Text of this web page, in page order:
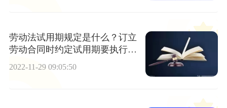
劳动法试用期规定是什么？订立
劳动合同时约定试用期要执行哪
些规定？
2022-11-29 09:05:50